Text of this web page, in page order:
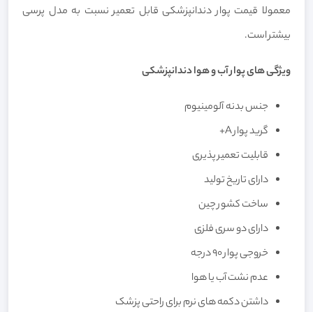
معمولا قیمت پوار دندانپزشکی قابل تعمیر نسبت به مدل پرسی
بیشتر است.
ویژگی های پوار آب و هوا دندانپزشکی
جنس بدنه آلومینیوم
گرید پوار A+
قابلیت تعمیر پذیری
دارای تاریخ تولید
ساخت کشور چین
دارای دو سری فلزی
خروجی پوار 90 درجه
عدم نشت آب یا هوا
داشتن دکمه های نرم برای راحتی پزشک